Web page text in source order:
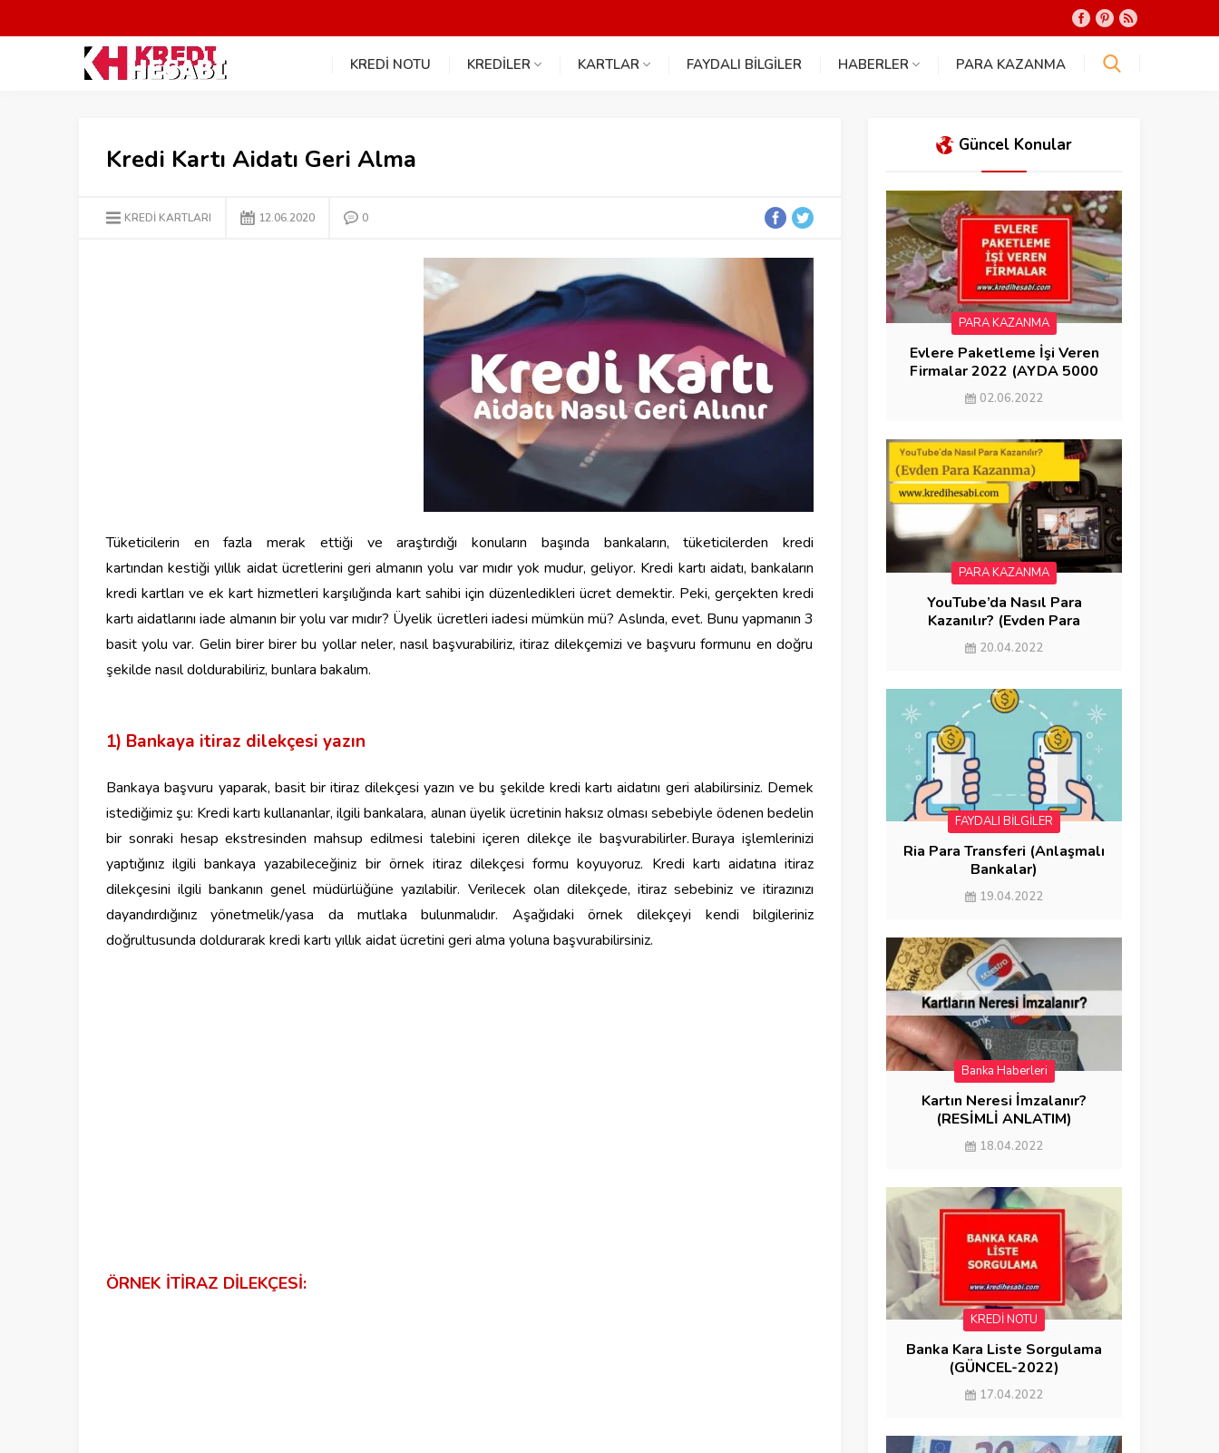
KREDİ NOTU KREDİLER KARTLAR FAYDALI BİLGİLER HABERLER PARA KAZANMA
Kredi Kartı Aidatı Geri Alma
KREDİ KARTLARI 12.06.2020 0
Tüketicilerin en fazla merak ettiği ve araştırdığı konuların başında bankaların, tüketicilerdenkredi
kartından kestiğiyıllık aidatücretlerini geri almanın yolu var mıdır yok mudur, geliyor. Kredi kartı aidatı, bankaların
kredi kartları ve ek kart hizmetleri karşılığında kart sahibi için düzenledikleri ücret demektir. Peki, gerçekten kredi
kartı aidatlarını iade almanın bir yolu var mıdır? Üyelik ücretleri iadesi mümkün mü? Aslında, evet. Bunu yapmanın3
basit yolu var. Gelin birer birer bu yollar neler, nasıl başvurabiliriz, itiraz dilekçemizi ve başvuru formunu en doğru
şekilde nasıl doldurabiliriz, bunlara bakalım.
1) Bankaya itiraz dilekçesi yazın
Bankaya başvuru yaparak, basit bir itiraz dilekçesi yazın ve bu şekilde kredi kartı aidatını geri alabilirsiniz. Demek
istediğimiz şu: Kredi kartı kullananlar, ilgili bankalara, alınan üyelik ücretinin haksız olması sebebiyle ödenen bedelin
bir sonraki hesap ekstresinden mahsup edilmesi talebini içeren dilekçe ile başvurabilirler.Buraya işlemlerinizi
yaptığınız ilgilibankayayazabileceğiniz bir örnek itiraz dilekçesi formu koyuyoruz. Kredi kartı aidatına itiraz
dilekçesini ilgili bankanın genel müdürlüğüne yazılabilir. Verilecek olan dilekçede, itiraz sebebiniz ve itirazınızı
dayandırdığınız yönetmelik/yasa da mutlaka bulunmalıdır. Aşağıdaki örnek dilekçeyi kendi bilgileriniz
doğrultusunda doldurarak kredi kartı yıllık aidat ücretini geri alma yoluna başvurabilirsiniz.
ÖRNEK İTİRAZ DİLEKÇESİ:
Güncel Konular
PARA KAZANMA
Evlere Paketleme İşi Veren
Firmalar 2022 (AYDA 5000
KAZAN)
02.06.2022
PARA KAZANMA
YouTube’da Nasıl Para
Kazanılır? (Evden Para
Kazanma)
20.04.2022
FAYDALI BİLGİLER
Ria Para Transferi (Anlaşmalı
Bankalar)
19.04.2022
Banka Haberleri
FAYDALI BİLGİLER
Kartın Neresi İmzalanır?
(RESİMLİ ANLATIM)
18.04.2022
KREDİ NOTU
Banka Kara Liste Sorgulama
(GÜNCEL-2022)
17.04.2022